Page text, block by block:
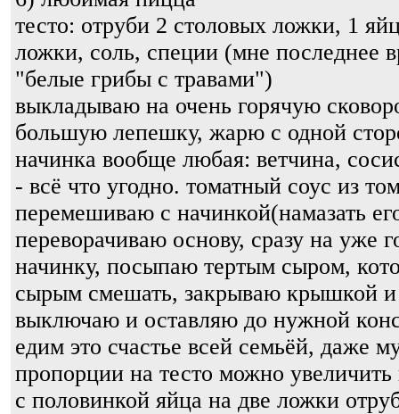
тесто: отруби 2 столовых ложки, 1
ложки, соль, специи (мне последнее
"белые грибы с травами")
выкладываю на очень горячую
большую лепешку, жарю с одной
начинка вообще любая: ветчина,
- всё что угодно. томатный соус из
перемешиваю с начинкой(намазать
переворачиваю основу, сразу на уже
начинку, посыпаю тертым сыром,
сырым смешать, закрываю крышкой
выключаю и оставляю до нужной
едим это счастье всей семьёй, даже
пропорции на тесто можно увеличить
с половинкой яйца на две ложки